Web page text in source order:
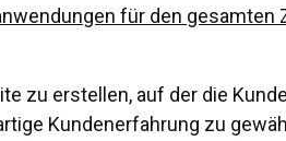
für den gesamten
zu erstellen, auf der die
Kundenerfahrung zu